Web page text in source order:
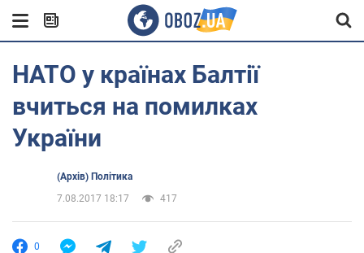
НАТО у країнах Балтії
вчиться на помилках
України
(Архів) Політика
7.08.2017 18:17
417
0